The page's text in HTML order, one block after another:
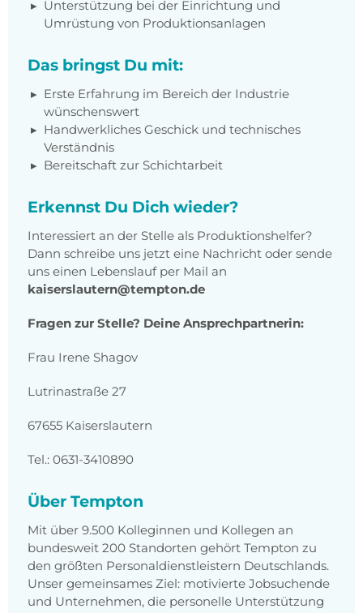
Unterstützung bei der Einrichtung und
Umrüstung von Produktionsanlagen
Das bringst Du mit:
Erste Erfahrung im Bereich der Industrie
wünschenswert
Handwerkliches Geschick und technisches
Verständnis
Bereitschaft zur Schichtarbeit
Erkennst Du Dich wieder?
Interessiert an der Stelle als Produktionshelfer?
Dann schreibe uns jetzt eine Nachricht oder sende
uns einen Lebenslauf per Mail an
kaiserslautern@tempton.de
Fragen zur Stelle? Deine Ansprechpartnerin:
Frau Irene Shagov
Lutrinastraße 27
67655 Kaiserslautern
Tel.: 0631-3410890
Über Tempton
Mit über 9.500 Kolleginnen und Kollegen an
bundesweit 200 Standorten gehört Tempton zu
den größten Personaldienstleistern Deutschlands.
Unser gemeinsames Ziel: motivierte Jobsuchende
und Unternehmen, die personelle Unterstützung